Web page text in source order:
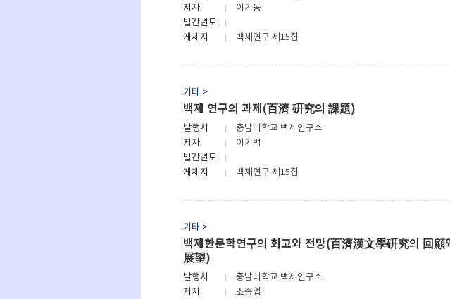
저자
이기동
발간년도
게제지
백제연구 제15집
기타 >
백제 연구의 과제(百濟 硏究의 課題)
발행처
충남대학교 백제연구소
저자
이기백
발간년도
게제지
백제연구 제15집
기타 >
백제한문학연구의 회고와 전망(百濟漢文學硏究의 回顧
展望)
발행처
충남대학교 백제연구소
저자
조종업